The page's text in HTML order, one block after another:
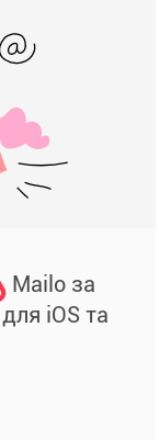
Mailo за
iOS та